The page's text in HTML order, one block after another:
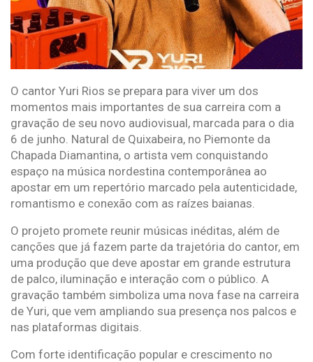
O cantor Yuri Rios se prepara para viver um dos
momentos mais importantes de sua carreira com a
gravação de seu novo audiovisual, marcada para o dia
6 de junho. Natural de Quixabeira, no Piemonte da
Chapada Diamantina, o artista vem conquistando
espaço na música nordestina contemporânea ao
apostar em um repertório marcado pela autenticidade,
romantismo e conexão com as raízes baianas.
O projeto promete reunir músicas inéditas, além de
canções que já fazem parte da trajetória do cantor, em
uma produção que deve apostar em grande estrutura
de palco, iluminação e interação com o público. A
gravação também simboliza uma nova fase na carreira
de Yuri, que vem ampliando sua presença nos palcos e
nas plataformas digitais.
Com forte identificação popular e crescimento no